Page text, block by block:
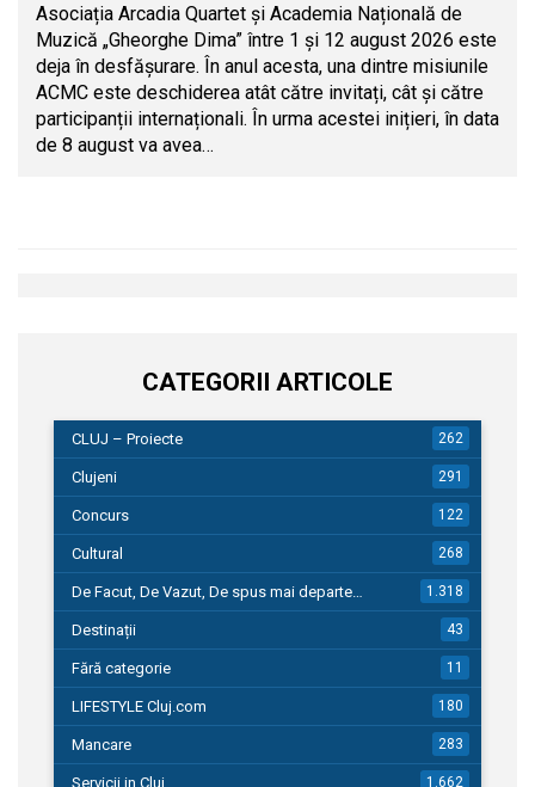
Asociația Arcadia Quartet și Academia Națională de
Muzică „Gheorghe Dima” între 1 și 12 august 2026 este
deja în desfășurare. În anul acesta, una dintre misiunile
ACMC este deschiderea atât către invitați, cât și către
participanții internaționali. În urma acestei inițieri, în data
de 8 august va avea…
CATEGORII ARTICOLE
CLUJ – Proiecte 262
Clujeni 291
Concurs 122
Cultural 268
De Facut, De Vazut, De spus mai departe… 1.318
Destinații 43
Fără categorie 11
LIFESTYLE Cluj.com 180
Mancare 283
Servicii in Cluj 1.662